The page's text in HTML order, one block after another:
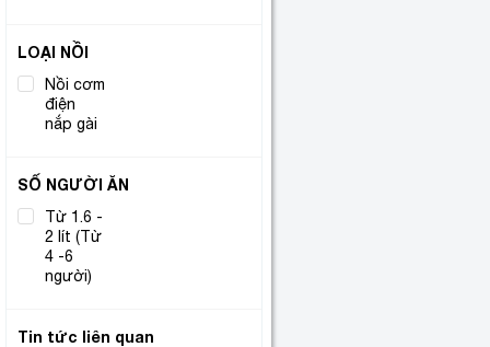
LOẠI NỒI
Nồi cơm
điện
nắp gài
SỐ NGƯỜI ĂN
Từ 1.6 -
2 lít (Từ
4 -6
người)
Tin tức liên quan